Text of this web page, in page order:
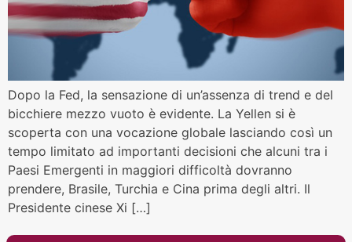
Dopo la Fed, la sensazione di un’assenza di trend e del
bicchiere mezzo vuoto è evidente. La Yellen si è
scoperta con una vocazione globale lasciando così un
tempo limitato ad importanti decisioni che alcuni tra i
Paesi Emergenti in maggiori difficoltà dovranno
prendere, Brasile, Turchia e Cina prima degli altri. Il
Presidente cinese Xi […]